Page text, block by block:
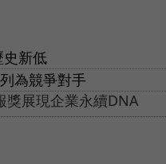
新低
為競爭對手
獎展現企業永續DNA